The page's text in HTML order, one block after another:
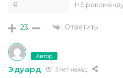
Я НЕ
23 Ответить
Автор
Эдуард 3 лет назад